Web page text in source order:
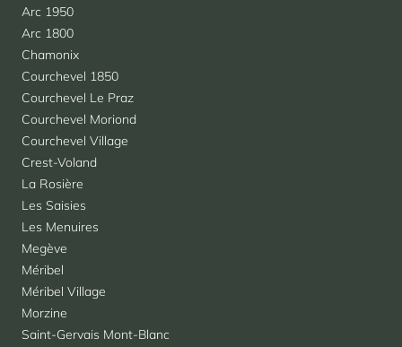
Arc 1950
Arc 1800
Chamonix
Courchevel 1850
Courchevel Le Praz
Courchevel Moriond
Courchevel Village
Crest-Voland
La Rosière
Les Saisies
Les Menuires
Megève
Méribel
Méribel Village
Morzine
Saint-Gervais Mont-Blanc